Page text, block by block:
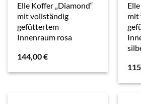
Elle Koffer „Diamond“
mit vollständig
gefüttertem
Innenraum rosa
144,00€
mit